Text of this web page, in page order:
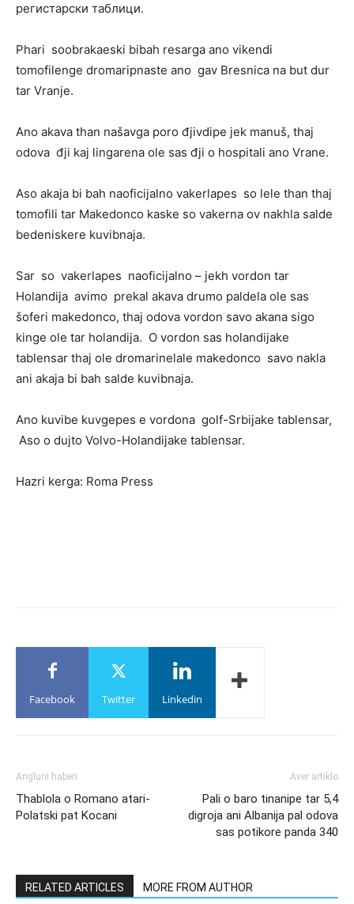
регистарски таблици.
Phari soobrakaeski bibah resarga ano vikendi
tomofilenge dromaripnaste ano gav Bresnica na but dur
tar Vranje.
Ano akava than našavga poro đjivdipe jek manuš, thaj
odova đji kaj lingarena ole sas đji o hospitali ano Vrane.
Aso akaja bi bah naoficijalno vakerlapes so lele than thaj
tomofili tar Makedonco kaske so vakerna ov nakhla salde
bedeniskere kuvibnaja.
Sar so vakerlapes naoficijalno – jekh vordon tar
Holandija avimo prekal akava drumo paldela ole sas
šoferi makedonco, thaj odova vordon savo akana sigo
kinge ole tar holandija. O vordon sas holandijake
tablensar thaj ole dromarinelale makedonco savo nakla
ani akaja bi bah salde kuvibnaja.
Ano kuvibe kuvgepes e vordona golf-Srbijake tablensar,
Aso o dujto Volvo-Holandijake tablensar.
Hazri kerga: Roma Press
Facebook Twitter Linkedin
Angluni haberi
Thablola o Romano atari-
Polatski pat Kocani
Aver artiklo
Pali o baro tinanipe tar 5,4
digroja ani Albanija pal odova
sas potikore panda 340
RELATED ARTICLES MORE FROM AUTHOR